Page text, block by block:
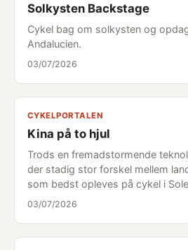
Solkysten Backstage
Cykel bag om solkysten og
Andalucien.
03/07/2026
CYKELPORTALEN
Kina på to hjul
Trods en fremadstormende
der stadig stor forskel mellem
som bedst opleves på cykel i
03/07/2026